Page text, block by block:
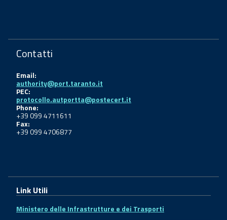
Contatti
Email:
authority@port.taranto.it
PEC:
protocollo.autportta@postecert.it
Phone:
+39 099 4711611
Fax:
+39 099 4706877
Link Utili
Ministero delle Infrastrutture e dei Trasporti